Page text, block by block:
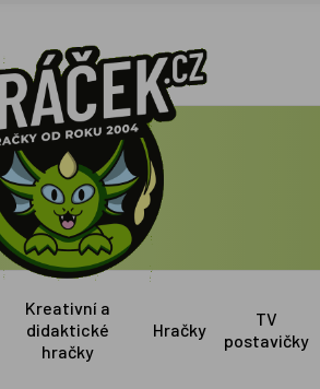
Kreativní a
didaktické
hračky
Hračky
TV
postavičky